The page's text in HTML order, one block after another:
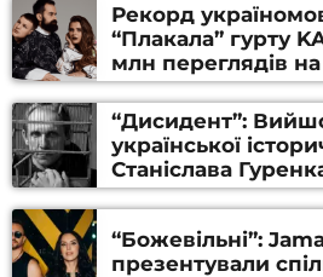
Рекорд
“Плакала” гурту
млн переглядів
“Дисидент”:
української
Станіслава
Алфьорова
“Божевільні”:
презентували